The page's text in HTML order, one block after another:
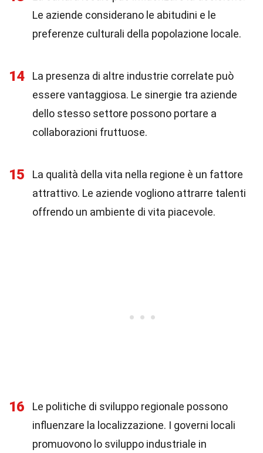
Le aziende considerano le abitudini e le
preferenze culturali della popolazione locale.
14
La presenza di altre industrie correlate può
essere vantaggiosa. Le sinergie tra aziende
dello stesso settore possono portare a
collaborazioni fruttuose.
15
La qualità della vita nella regione è un fattore
attrattivo. Le aziende vogliono attrarre talenti
offrendo un ambiente di vita piacevole.
16
Le politiche di sviluppo regionale possono
influenzare la localizzazione. I governi locali
promuovono lo sviluppo industriale in